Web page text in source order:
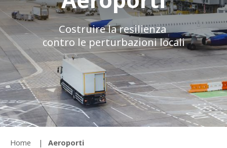
Costruire la resilienza
contro le perturbazioni locali
Home Aeroporti